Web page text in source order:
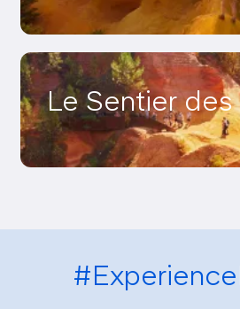
Le Sentier des